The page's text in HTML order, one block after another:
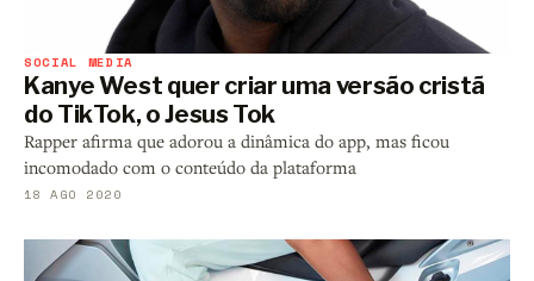
SOCIAL MEDIA
Kanye West quer criar uma versão cristã
do TikTok, o Jesus Tok
Rapper afirma que adorou a dinâmica do app, mas ficou
incomodado com o conteúdo da plataforma
18 AGO 2020